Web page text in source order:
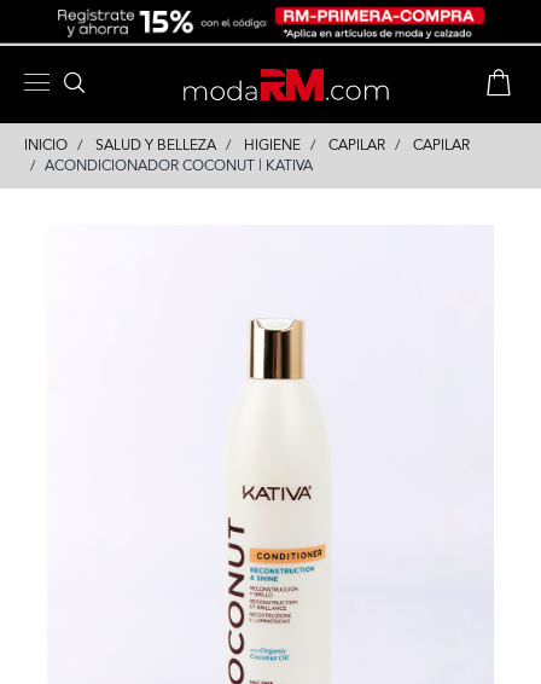
INICIO SALUD Y BELLEZA HIGIENE CAPILAR
CAPILAR
ACONDICIONADOR COCONUT | KATIVA